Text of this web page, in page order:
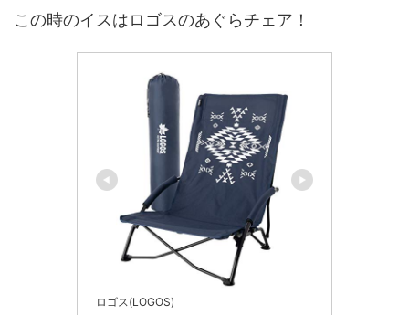
この時のイスはロゴスのあぐらチェア！
ロゴス(LOGOS)